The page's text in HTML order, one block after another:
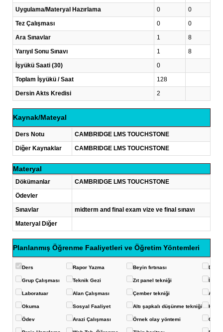
Uygulama/Materyal Hazırlama
0 0
Tez Çalışması
0 0
Ara Sınavlar
1 8
Yarıyıl Sonu Sınavı
1 8
İşyükü Saati (30)
0
Toplam İşyükü / Saat
128
Dersin Akts Kredisi
2
Kaynak/Mateyal
Ders Notu
CAMBRIDGE LMS TOUCHSTONE
Diğer Kaynaklar
CAMBRIDGE LMS TOUCHSTONE
Materyal
Dökümanlar
CAMBRIDGE LMS TOUCHSTONE
Ödevler
Sınavlar
midterm and final exam vize ve final sınavı
Materyal Diğer
Planlanmış Öğrenme Faaliyetleri ve Öğretim Yöntemleri
Ders Rapor Yazma Beyin fırtınası
Grup Çalışması Teknik Gezi Zıt panel tekniği
Laboratuar Alan Çalışması Çember tekniği
Okuma Sosyal Faaliyet Altı şapkalı düşünme tekniği
Ödev Arazi Çalışması Örnek olay yöntemi